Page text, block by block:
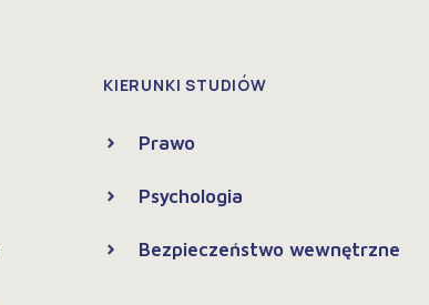
KIERUNKI STUDIÓW
Prawo
Psychologia
Bezpieczeństwo wewnętrzne